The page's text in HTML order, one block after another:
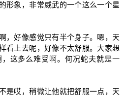
形象，非常威武的一个这么一个星
，好像感觉只有半个身子。嗯，天
看上去呢，好像不太舒服。大家想
这多么难受啊。何况蛇夫就是一
是哎，稍微让他就把舒服一点，天